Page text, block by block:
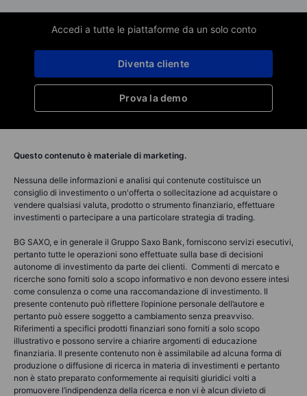
Accedi a tutte le piattaforme da un solo conto
Prova la demo
Diventa cliente
Questo contenuto è materiale di marketing.
Nessuna delle informazioni e analisi qui contenute costituisce un
consiglio di investimento o un'offerta o sollecitazione ad acquistare o
vendere qualsiasi valuta, prodotto o strumento finanziario, effettuare
investimenti o partecipare a una particolare strategia di trading.
BG SAXO, e in generale il Gruppo Saxo Bank, forniscono servizi esecutivi,
pertanto tutte le operazioni sono effettuate sulla base di decisioni
autonome di investimento da parte dei clienti. Commenti di mercato e
ricerche sono forniti solo a scopo informativo e non devono essere intesi
come consulenza o come una raccomandazione di investimento. Il
presente contenuto può riflettere l’opinione personale dell’autore e
pertanto può essere soggetto a cambiamento senza preavviso.
Riferimenti a specifici prodotti finanziari sono forniti a solo scopo
illustrativo e possono servire a chiarire argomenti di educazione
finanziaria. Il presente contenuto non è assimilabile ad alcuna forma di
produzione o diffusione di ricerca in materia di investimenti e pertanto
non è stato preparato conformemente ai requisiti giuridici volti a
promuovere l’indipendenza della ricerca e non vi è alcun divieto di